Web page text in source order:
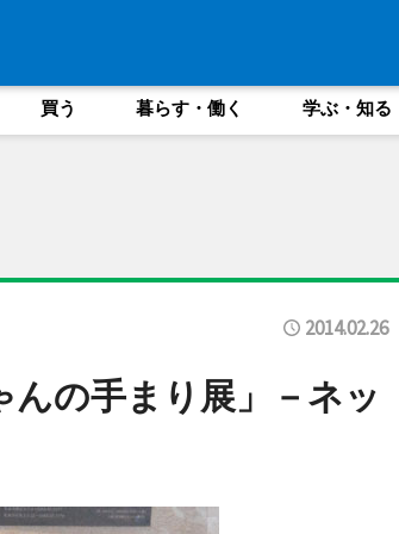
買う 暮らす・働く 学ぶ・知る
2014.02.26
の手まり展」－ネッ